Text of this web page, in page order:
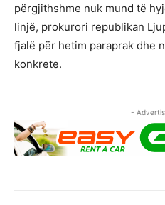
përgjithshme nuk mund të
linjë, prokurori republikan
fjalë për hetim paraprak dhe
konkrete.
-